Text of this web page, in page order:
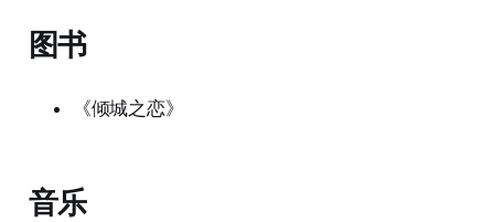
图书
《倾城之恋》
音乐